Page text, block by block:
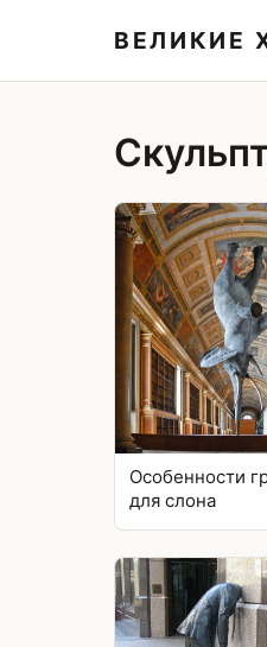
ВЕЛИКИЕ
Особенности
для слона